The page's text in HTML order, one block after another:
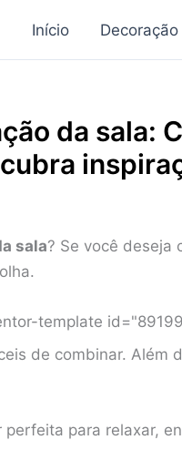
Início
da sala:
sala? Se você deseja
template
de combinar. Além
para relaxar,